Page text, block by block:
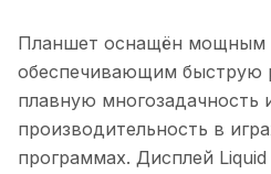
Планшет оснащён мощным
обеспечивающим быструю
плавную многозадачность
производительность в
программах. Дисплей Liquid